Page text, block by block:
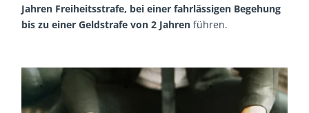
Jahren Freiheitsstrafe, bei einer fahrlässigen Begehung
bis zu einer Geldstrafe von 2 Jahren führen.